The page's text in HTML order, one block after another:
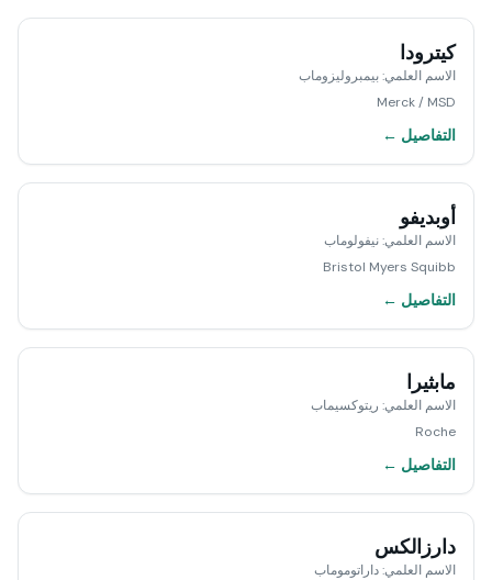
كيترودا
الاسم العلمي:بيمبروليزوماب
Merck / MSD
التفاصيل ←
أوبديفو
الاسم العلمي:نيفولوماب
Bristol Myers Squibb
التفاصيل ←
مابثيرا
الاسم العلمي: ريتوكسيماب
Roche
التفاصيل ←
دارزالكس
الاسم العلمي:داراتوموماب